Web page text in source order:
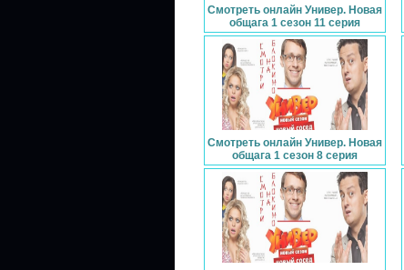
Смотреть онлайн Универ. Новая
общага 1 сезон 11 серия
Смотреть онлайн Универ. Новая
общага 1 сезон 8 серия